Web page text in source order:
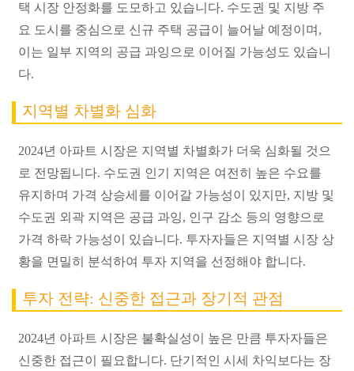
택 시장 안정화를 도모하고 있습니다. 수도권 및 지방 주
요 도시를 중심으로 신규 주택 공급이 늘어날 예정이며,
이는 일부 지역의 공급 과잉으로 이어질 가능성도 있습니
다.
지역별 차별화 심화
2024년 아파트 시장은 지역별 차별화가 더욱 심화될 것으
로 전망됩니다. 수도권 인기 지역은 여전히 높은 수요를
유지하며 가격 상승세를 이어갈 가능성이 있지만, 지방 및
수도권 외곽 지역은 공급 과잉, 인구 감소 등의 영향으로
가격 하락 가능성이 있습니다. 투자자들은 지역별 시장 상
황을 면밀히 분석하여 투자 지역을 선정해야 합니다.
투자 전략: 신중한 접근과 장기적 관점
2024년 아파트 시장은 불확실성이 높은 만큼 투자자들은
신중한 접근이 필요합니다. 단기적인 시세 차익보다는 장